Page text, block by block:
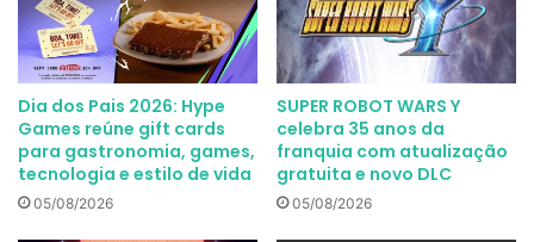
Dia dos Pais 2026: Hype
Games reúne gift cards
para gastronomia, games,
tecnologia e estilo de vida
05/08/2026
SUPER ROBOT WARS Y
celebra 35 anos da
franquia com atualização
gratuita e novo DLC
05/08/2026